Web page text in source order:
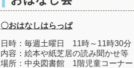
〇おはなしはらっぱ
日時：毎週土曜日 11時～11時30分
内容：絵本や紙芝居の読み聞かせ等
場所：中央図書館 1階児童コーナー